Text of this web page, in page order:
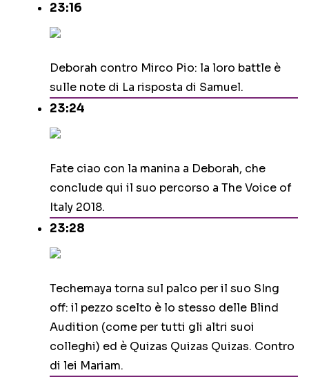
23:16
Deborah contro Mirco Pio: la loro battle è
sulle note di La risposta di Samuel.
23:24
Fate ciao con la manina a Deborah, che
conclude qui il suo percorso a The Voice of
Italy 2018.
23:28
Techemaya torna sul palco per il suo SIng
off: il pezzo scelto è lo stesso delle Blind
Audition (come per tutti gli altri suoi
colleghi) ed è Quizas Quizas Quizas. Contro
di lei Mariam.